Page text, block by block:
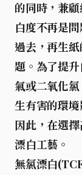
的同時，兼
白度不再是
過去，再生
題。為了提
氣或二氧化
生有害的環
因此，在選
漂白工藝。
無氯漂白